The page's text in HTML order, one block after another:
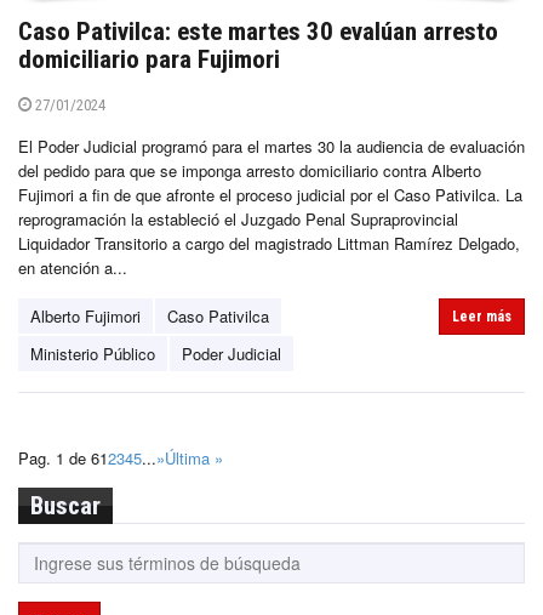
Caso Pativilca: este martes 30 evalúan arresto
domiciliario para Fujimori
27/01/2024
El Poder Judicial programó para el martes 30 la audiencia de evaluación
del pedido para que se imponga arresto domiciliario contra Alberto
Fujimori a fin de que afronte el proceso judicial por el Caso Pativilca. La
reprogramación la estableció el Juzgado Penal Supraprovincial
Liquidador Transitorio a cargo del magistrado Littman Ramírez Delgado,
en atención a...
Alberto Fujimori
Caso Pativilca
Ministerio Público
Poder Judicial
Leer más
Pag. 1 de 612345...»Última »
Buscar